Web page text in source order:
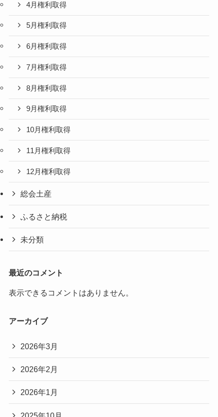
4月権利取得
5月権利取得
6月権利取得
7月権利取得
8月権利取得
9月権利取得
10月権利取得
11月権利取得
12月権利取得
総会土産
ふるさと納税
未分類
最近のコメント
表示できるコメントはありません。
アーカイブ
2026年3月
2026年2月
2026年1月